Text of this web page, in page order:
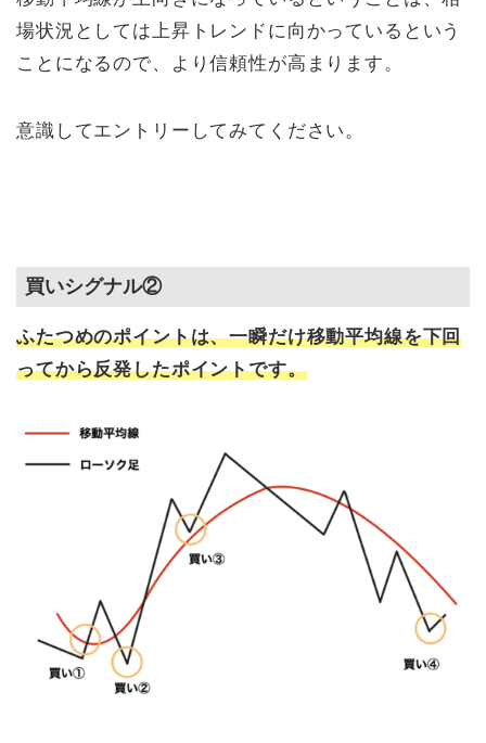
場状況としては上昇トレンドに向かっているという
ことになるので、より信頼性が高まります。
意識してエントリーしてみてください。
買いシグナル②
ふたつめのポイントは、一瞬だけ移動平均線を下回
ってから反発したポイントです。